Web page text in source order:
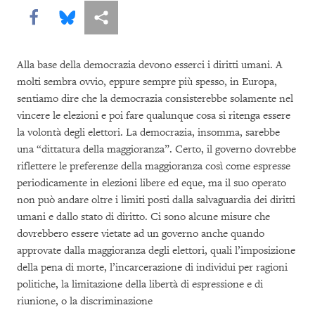
Share this via Facebook
Share this via Bluesky
More sharing options
Alla base della democrazia devono esserci i diritti umani. A
molti sembra ovvio, eppure sempre più spesso, in Europa,
sentiamo dire che la democrazia consisterebbe solamente nel
vincere le elezioni e poi fare qualunque cosa si ritenga essere
la volontà degli elettori. La democrazia, insomma, sarebbe
una “dittatura della maggioranza”. Certo, il governo dovrebbe
riflettere le preferenze della maggioranza così come espresse
periodicamente in elezioni libere ed eque, ma il suo operato
non può andare oltre i limiti posti dalla salvaguardia dei diritti
umani e dallo stato di diritto. Ci sono alcune misure che
dovrebbero essere vietate ad un governo anche quando
approvate dalla maggioranza degli elettori, quali l’imposizione
della pena di morte, l’incarcerazione di individui per ragioni
politiche, la limitazione della libertà di espressione e di
riunione, o la discriminazione